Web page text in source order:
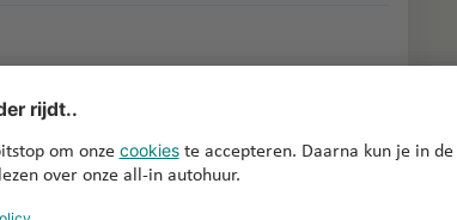
Blue Lagoon denkt: Photoshop! Het
het hoge gehalte silica, algen en
gevuld met warm water uit gaten op